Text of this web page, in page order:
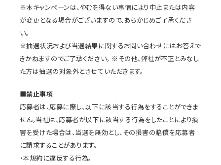
※本キャンペーンは、やむを得ない事情により中止または内容
が変更となる場合がございますので、あらかじめご了承くださ
い。
※抽選状況および当選結果に関するお問い合わせにはお答えで
きかねますのでご了承ください。 ※その他、弊社が不正とみなし
た方は抽選の対象外とさせていただきます。
■禁止事項
応募者は、応募に際し、以下に該当する行為をすることができま
せん。当社は、応募者が以下に該当する行為をしたことにより損
害を受けた場合は、当選を無効とし、その損害の賠償を応募者
に請求することがあります。
・本規約に違反する行為。